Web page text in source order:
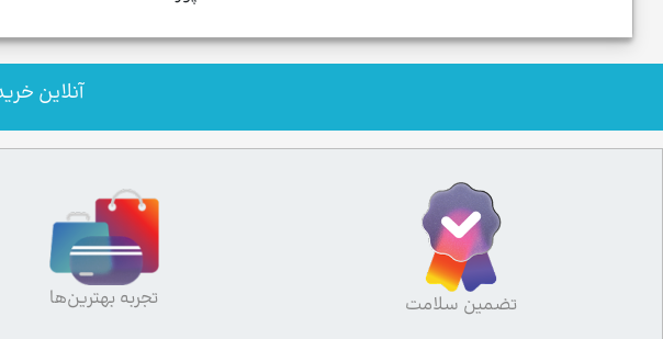
آنلاین
تضمین سلامت تجربه بهترین‌ها